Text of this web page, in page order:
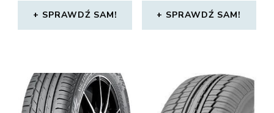
SPRAWDŹ SAM! SPRAWDŹ SAM!